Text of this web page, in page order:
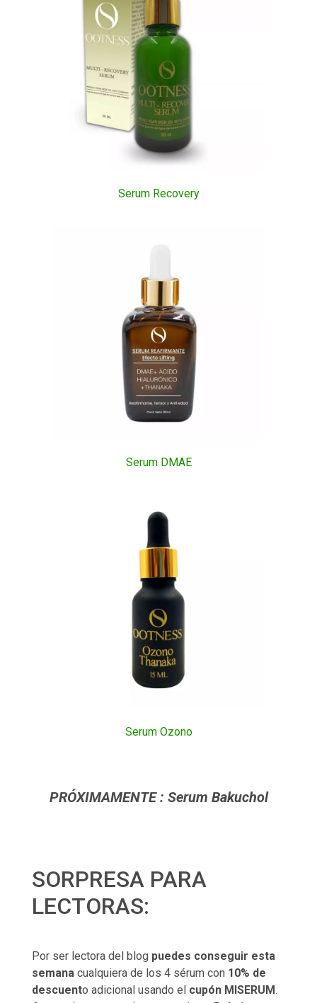
Serum Recovery
Serum DMAE
Serum Ozono
PRÓXIMAMENTE : Serum Bakuchol
SORPRESA PARA
LECTORAS:
Por ser lectora del blog puedes conseguir esta
semana cualquiera de los 4 sérum con 10% de
descuento adicional usando el cupón MISERUM.